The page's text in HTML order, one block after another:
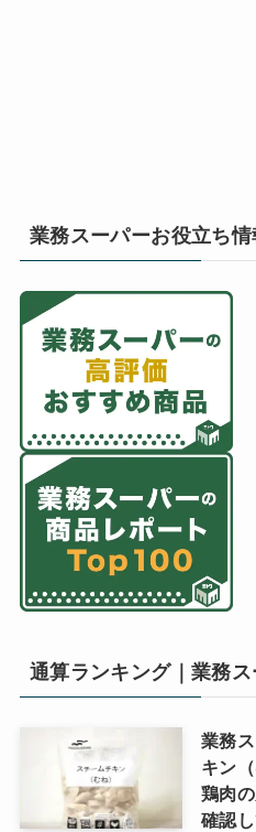
業務スーパーお役立ち情
通算ランキング｜業務ス
業務
キン
鶏肉
確認